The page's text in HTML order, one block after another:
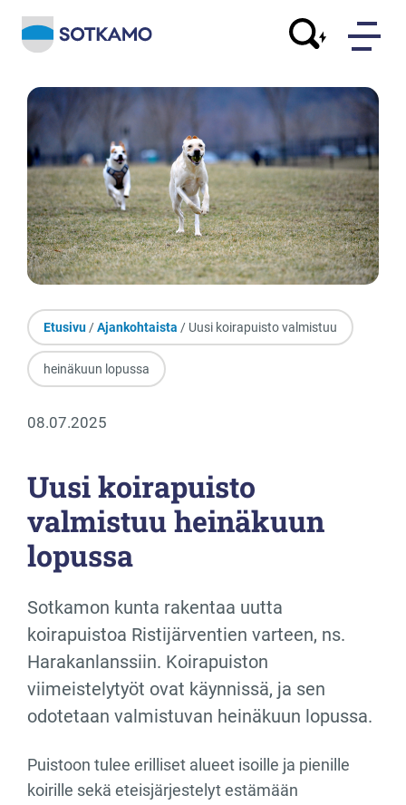
Etusivu/Ajankohtaista / Uusi koirapuisto valmistuu
heinäkuun lopussa
08.07.2025
Uusi koirapuisto
valmistuu heinäkuun
lopussa
Sotkamon kunta rakentaa uutta
koirapuistoa Ristijärventien varteen, ns.
Harakanlanssiin. Koirapuiston
viimeistelytyöt ovat käynnissä, ja sen
odotetaan valmistuvan heinäkuun lopussa.
Puistoon tulee erilliset alueet isoille ja pienille
koirille sekä eteisjärjestelyt estämään